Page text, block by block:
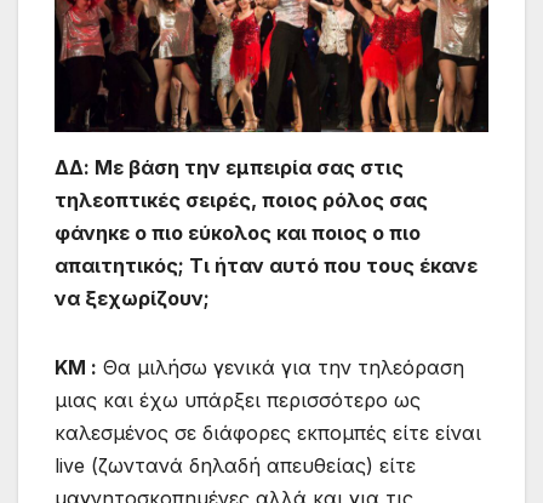
ΔΔ: Με βάση την εμπειρία σας στις
τηλεοπτικές σειρές, ποιος ρόλος σας
φάνηκε ο πιο εύκολος και ποιος ο πιο
απαιτητικός; Τι ήταν αυτό που τους έκανε
να ξεχωρίζουν;
ΚΜ : Θα μιλήσω γενικά για την τηλεόραση
μιας και έχω υπάρξει περισσότερο ως
καλεσμένος σε διάφορες εκπομπές είτε είναι
live (ζωντανά δηλαδή απευθείας) είτε
μαγνητοσκοπημένες αλλά και για τις